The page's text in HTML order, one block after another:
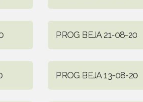
PROG BEJA 21-08-20
PROG BEJA 13-08-20